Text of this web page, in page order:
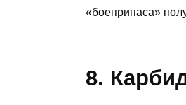
«боеприпаса»
8.